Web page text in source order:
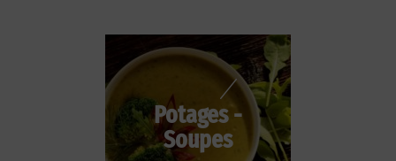
Potages -
Soupes